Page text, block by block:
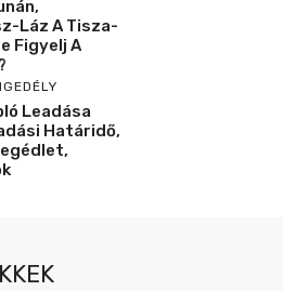
Láz A Tisza-
Figyelj A
Leadása
Határidő,